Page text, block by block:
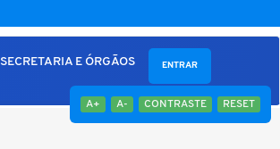
A+ A- CONTRASTE RESET
SECRETARIA E ÓRGÃOS ENTRAR